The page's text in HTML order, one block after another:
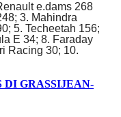
e.dams 268
3. Mahindra
5. Techeetah 156;
E 34; 8. Faraday
Racing 30; 10.
DI GRASSIJEAN-